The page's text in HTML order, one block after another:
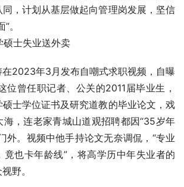
，计划从基层做起向管理岗发展，坚信
。
士失业送外卖
在2023年3月发布自嘲式求职视频，自曝
位曾任职记者、公关的2011届毕业生，
士学位证书及研究道教的毕业论文，戏
海，连老家青城山道观招聘都因“35岁年
外。视频中他手持论文无奈调侃，“专业
竟也卡年龄线”，将高学历中年失业者的
野。